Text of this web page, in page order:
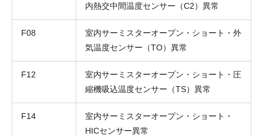
内熱交中間温度センサー（C2）異常
F08
室内サーミスターオープン・ショート・外
気温度センサー（TO）異常
F12
室内サーミスターオープン・ショート・圧
縮機吸込温度センサー（TS）異常
F14
室内サーミスターオープン・ショート・
HICセンサー異常